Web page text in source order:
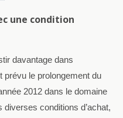
une condition
davantage dans
prévu le prolongement du
2012 dans le domaine
conditions d’achat,